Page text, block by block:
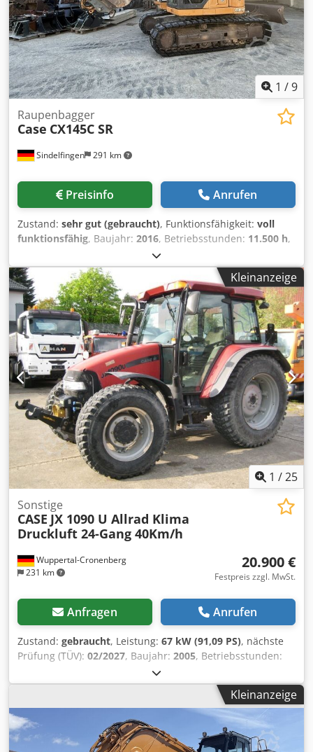
Walzendruck einstellbar Stabile Gusskonstruktion
Elektroantrieb Arbeitstisch Zustand: gebraucht
Einsatzbereiche: Hardcover-Buchproduktion,
Buchbindereien, Druckereien, Betriebe der
Druckweiterverarbeitung, Herstellung von Alben,
Katalogen und Einbänden.
1 /9
Sindelfingen 291 km
Raupenbagger
Case CX145C SR
Preisinfo Anrufen
Zustand: sehr gut (gebraucht), Funktionsfähigkeit: voll
funktionsfähig, Baujahr: 2016, Betriebsstunden: 11.500 h,
* 11.500 Stunden * Einsatzgewicht 15.700 kg *
Motorleistung 77 kW * Roadliner * hyd Schnellwechsler
Crodjy Rm H Eepfx Aanjf * Klimaanlage
Kleinanzeige
1 /25
Wuppertal-Cronenberg
231 km
Sonstige
CASE JX 1090 U Allrad Klima
Druckluft 24-Gang 40Km/h
20.900 €
Festpreis zzgl. MwSt.
Anfragen Anrufen
Zustand: gebraucht, Leistung: 67 kW (91,09 PS), nächste
Prüfung (TÜV): 02/2027, Baujahr: 2005, Betriebsstunden:
Allradantrieb, Kabine, Klimaanlage
Deutscher Schlepper, bis vor kurzem im Einsatz. 2.Hand,
jeweils staatliche Parkverwaltung von 2005 bis 2017 und
von 2017 bis 2026. Allrad. 4-Zylinder-Turbodieselmotor mit
4485ccm und 91 PS. Großes 24-Gang Hi-LO-Getriebe, 4
Gänge in 3 Gruppen, 2 Lastschaltstufen und lastschaltbare
Kleinanzeige